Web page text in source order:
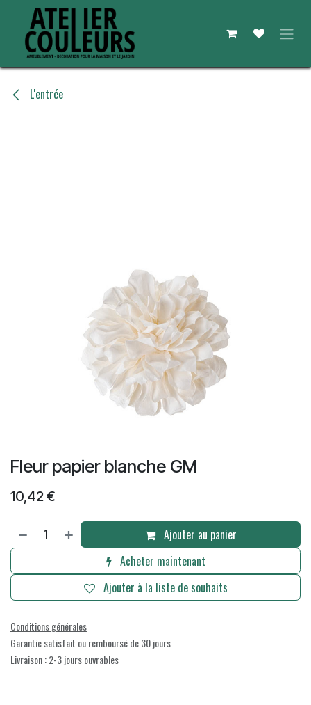
Se rendre au contenu
L'entrée
Fleur papier blanche GM
10,42€
Ajouter au panier
Acheter maintenant
Ajouter à la liste de souhaits
Conditions générales
Garantie satisfait ou remboursé de 30 jours
Livraison : 2-3 jours ouvrables